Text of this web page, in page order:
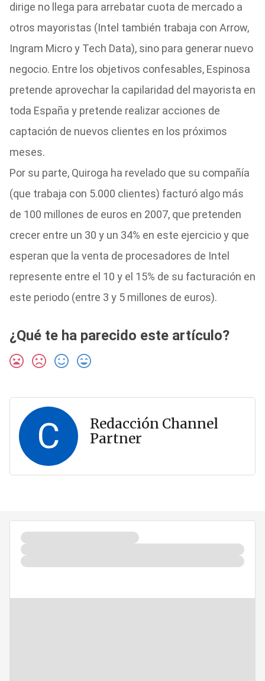
dirige no llega para arrebatar cuota de mercado a
otros mayoristas (Intel también trabaja con Arrow,
Ingram Micro y Tech Data), sino para generar nuevo
negocio. Entre los objetivos confesables, Espinosa
pretende aprovechar la capilaridad del mayorista en
toda España y pretende realizar acciones de
captación de nuevos clientes en los próximos
meses.
Por su parte, Quiroga ha revelado que su compañía
(que trabaja con 5.000 clientes) facturó algo más
de 100 millones de euros en 2007, que pretenden
crecer entre un 30 y un 34% en este ejercicio y que
esperan que la venta de procesadores de Intel
represente entre el 10 y el 15% de su facturación en
este periodo (entre 3 y 5 millones de euros).
¿Qué te ha parecido este artículo?
C
Redacción Channel
Partner